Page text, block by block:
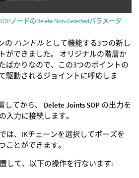
ノードのDelete Non-Selectedパラメータ
の ハンドルとして機能する3つの新し
ができました。 オリジナルの階層か
ばかりなので、この3つのポイントの
駆動されるジョイントに呼応しま
してから、 Delete Joints SOP の出力を
の入力に接続します。
では、IKチェーンを選択してポーズを
ことができます。
して、以下の操作を行ないます: